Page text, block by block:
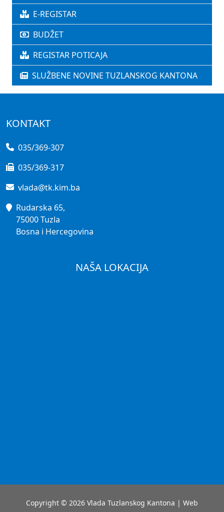
E-REGISTAR
BUDŽET
REGISTAR POTICAJA
SLUŽBENE NOVINE TUZLANSKOG KANTONA
KONTAKT
035/369-307
035/369-317
vlada@tk.kim.ba
Rudarska 65,
75000 Tuzla
Bosna i Hercegovina
NAŠA LOKACIJA
Copyright © 2026 Vlada Tuzlanskog Kantona | Web